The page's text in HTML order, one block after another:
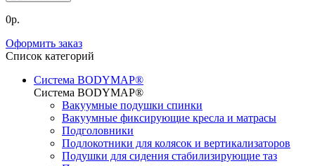
0р.
Оформить заказ
Список категорий
Система BODYMAP®
Система BODYMAP®
Вакуумные подушки спинки
Вакуумные фиксирующие кресла и матрасы
Подголовники
Подлокотники для колясок и вертикализаторов
Подушки для сидения стабилизирующие таз